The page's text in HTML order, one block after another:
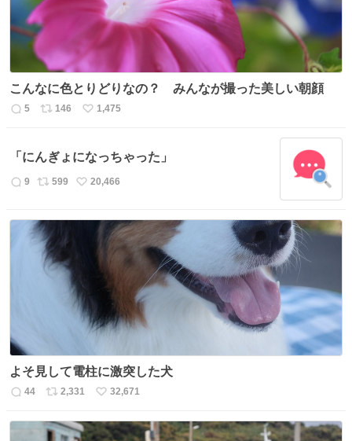
こんなに色とりどりなの？ みんなが撮った美しい朝顔
返
数
5
リ
ス
ト
数
146
い
ね
数
1,475
「にんぎょになっちゃった」
返
数
9
リ
ス
ト
数
599
い
ね
20,466
よそ見して電柱に激突した犬
返
数
44
リ
ス
2,331
い
ね
32,671